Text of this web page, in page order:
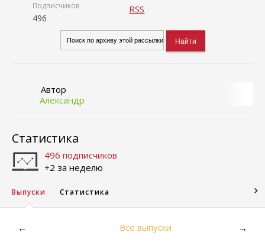
Подписчиков
496
RSS
Автор
Александр
Статистика
496 подписчиков
+2 за неделю
Выпуски Статистика
← Все выпуски →